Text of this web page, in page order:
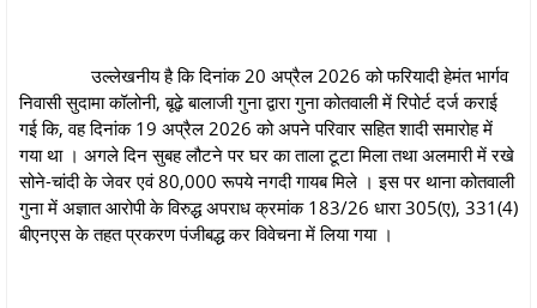
उल्लेखनीय है कि दिनांक 20 अप्रैल 2026 को फरियादी हेमंत भार्गव
निवासी सुदामा कॉलोनी, बूढ़े बालाजी गुना द्वारा गुना कोतवाली में रिपोर्ट दर्ज कराई
गई कि, वह दिनांक 19 अप्रैल 2026 को अपने परिवार सहित शादी समारोह में
गया था । अगले दिन सुबह लौटने पर घर का ताला टूटा मिला तथा अलमारी में रखे
सोने-चांदी के जेवर एवं 80,000 रूपये नगदी गायब मिले । इस पर थाना कोतवाली
गुना में अज्ञात आरोपी के विरुद्ध अपराध क्रमांक 183/26 धारा 305(ए), 331(4)
बीएनएस के तहत प्रकरण पंजीबद्ध कर विवेचना में लिया गया ।